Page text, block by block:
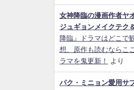
女神降臨の漫画作者ヤ
ジュギョンメイクテク
降臨』ドラマはどこで
想、原作も読むならこ
ラマを鬼更新！
より
パク・ミニョン愛用サ